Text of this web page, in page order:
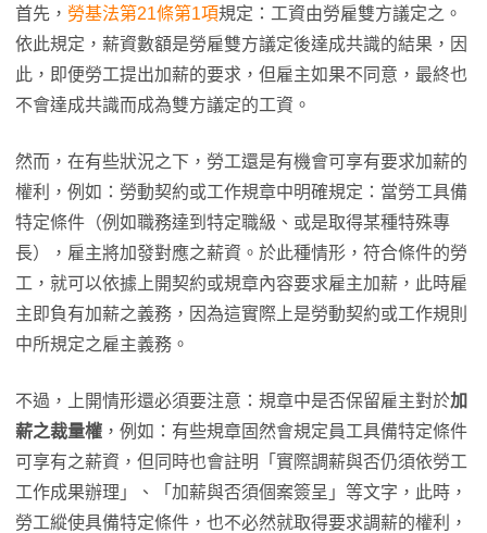
首先， 勞基法第21條第1項規定：工資由勞雇雙方議定之。
依此規定，薪資數額是勞雇雙方議定後達成共識的結果，因
此，即便勞工提出加薪的要求，但雇主如果不同意，最終也
不會達成共識而成為雙方議定的工資。
然而，在有些狀況之下，勞工還是有機會可享有要求加薪的
權利，例如：勞動契約或工作規章中明確規定：當勞工具備
特定條件（例如職務達到特定職級、或是取得某種特殊專
長），雇主將加發對應之薪資。於此種情形，符合條件的勞
工，就可以依據上開契約或規章內容要求雇主加薪，此時雇
主即負有加薪之義務，因為這實際上是勞動契約或工作規則
中所規定之雇主義務。
不過，上開情形還必須要注意：規章中是否保留雇主對於加
薪之裁量權 ，例如：有些規章固然會規定員工具備特定條件
可享有之薪資，但同時也會註明「實際調薪與否仍須依勞工
工作成果辦理」、「加薪與否須個案簽呈」等文字，此時，
勞工縱使具備特定條件，也不必然就取得要求調薪的權利，